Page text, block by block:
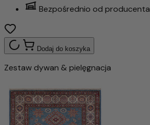
Bezpośrednio od producenta
Dodaj do koszyka
Zestaw dywan & pielęgnacja